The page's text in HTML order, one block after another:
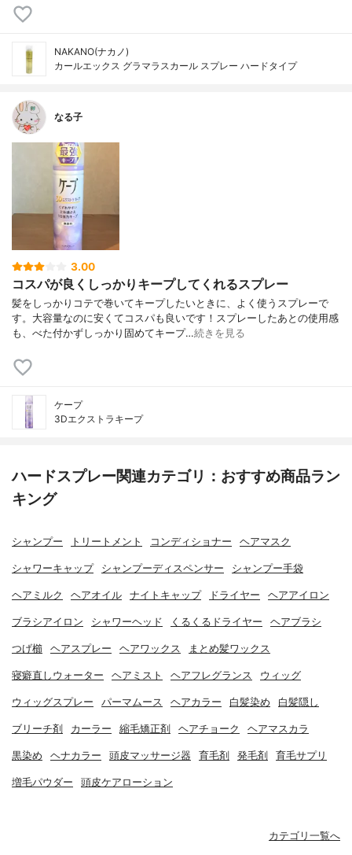
NAKANO(ナカノ)
カールエックス グラマラスカール スプレー ハードタイプ
なる子
3.00
コスパが良くしっかりキープしてくれるスプレー
髪をしっかりコテで巻いてキープしたいときに、よく使うスプレーで
す。大容量なのに安くてコスパも良いです！スプレーしたあとの使用感
も、べた付かずしっかり固めてキープ…続きを見る
ケープ
3Dエクストラキープ
ハードスプレー関連カテゴリ：おすすめ商品ラン
キング
シャンプー トリートメント コンディショナー ヘアマスク
シャワーキャップ シャンプーディスペンサー シャンプー手袋
ヘアミルク ヘアオイル ナイトキャップ ドライヤー ヘアアイロン
ブラシアイロン シャワーヘッド くるくるドライヤー ヘアブラシ
つげ櫛 ヘアスプレー ヘアワックス まとめ髪ワックス
寝癖直しウォーター ヘアミスト ヘアフレグランス ウィッグ
ウィッグスプレー パーマムース ヘアカラー 白髪染め 白髪隠し
ブリーチ剤 カーラー 縮毛矯正剤 ヘアチョーク ヘアマスカラ
黒染め ヘナカラー 頭皮マッサージ器 育毛剤 発毛剤 育毛サプリ
増毛パウダー 頭皮ケアローション
カテゴリ一覧へ